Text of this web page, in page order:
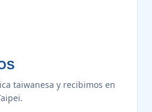
taiwanesa y recibimos en